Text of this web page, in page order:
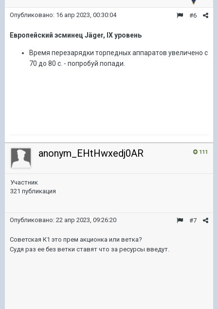
#6
Опубликовано: 16 апр 2023, 00:30:04
Европейский эсминец Jäger, IX уровень
Время перезарядки торпедных аппаратов увеличено с
70 до 80 с. - попробуй попади.
111
anonym_EHtHwxedj0AR
Участник
321 публикация
#7
Опубликовано: 22 апр 2023, 09:26:20
Советская К1 это прем акционка или ветка?
Судя раз ее без ветки ставят что за ресурсы введут.